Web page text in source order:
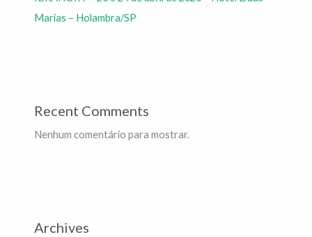
Marias – Holambra/SP
Recent Comments
Nenhum comentário para mostrar.
Archives